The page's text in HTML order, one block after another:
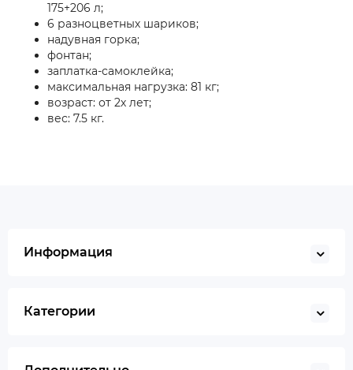
175+206 л;
6 разноцветных шариков;
надувная горка;
фонтан;
заплатка-самоклейка;
максимальная нагрузка: 81 кг;
возраст: от 2х лет;
вес: 7.5 кг.
Информация
Категории